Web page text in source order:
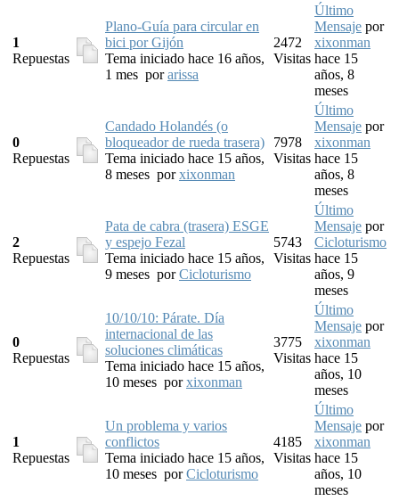
1
Repuestas
Plano-Guía para circular en
bici por Gijón
Tema iniciado hace 16 años,
1 mes porarissa
2472
Visitas
Último
Mensaje por
xixonman
hace 15
años, 8
meses
0
Repuestas
Candado Holandés (o
bloqueador de rueda trasera)
Tema iniciado hace 15 años,
8 meses porxixonman
7978
Visitas
Último
Mensaje por
xixonman
hace 15
años, 8
meses
2
Repuestas
Pata de cabra (trasera) ESGE
y espejo Fezal
Tema iniciado hace 15 años,
9 meses porCicloturismo
5743
Visitas
Último
Mensaje por
Cicloturismo
hace 15
años, 9
meses
0
Repuestas
10/10/10: Párate. Día
internacional de las
soluciones climáticas
Tema iniciado hace 15 años,
10 meses porxixonman
3775
Visitas
Último
Mensaje por
xixonman
hace 15
años, 10
meses
1
Repuestas
Un problema y varios
conflictos
Tema iniciado hace 15 años,
10 meses porCicloturismo
4185
Visitas
Último
Mensaje por
xixonman
hace 15
años, 10
meses